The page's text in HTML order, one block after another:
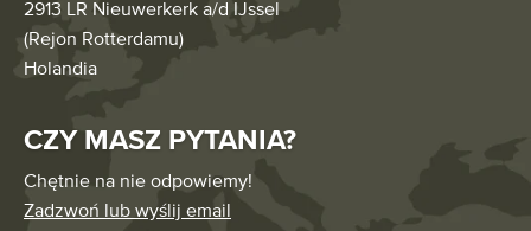
2913 LR Nieuwerkerk a/d IJssel
(Rejon Rotterdamu)
Holandia
CZY MASZ PYTANIA?
Chętnie na nie odpowiemy!
Zadzwoń lub wyślij email